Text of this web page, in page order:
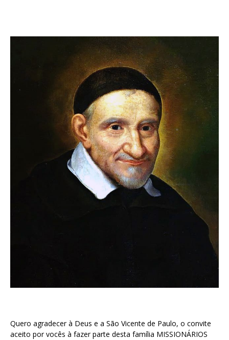
Quero agradecer à Deus e a São Vicente de Paulo, o convite
aceito por vocês à fazer parte desta família MISSIONÁRIOS